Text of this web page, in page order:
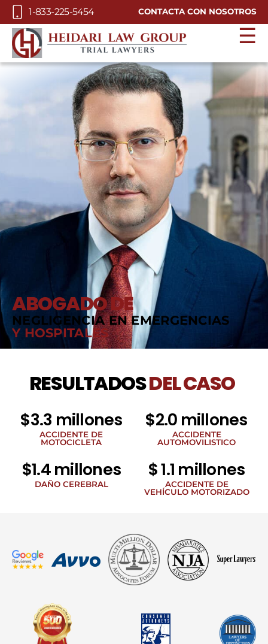
Skip to Main Content
1-833-225-5454 CONTACTA CON NOSOTROS
☰
ABOGADO DE
NEGLIGENCIA EN EMERGENCIAS
Y HOSPITALES
RESULTADOSDEL CASO
$3.3 millones
ACCIDENTE DE
MOTOCICLETA
$2.0 millones
ACCIDENTE
AUTOMOVILISTICO
$1.4 millones
DAÑO CEREBRAL
$ 1.1 millones
ACCIDENTE DE
VEHÍCULO MOTORIZADO